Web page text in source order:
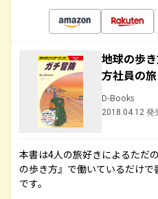
地球の歩
方社員の
D-Books
2018.04.12 発
本書は4人の旅好きによるただ
の歩き方』で働いているだけ
です。